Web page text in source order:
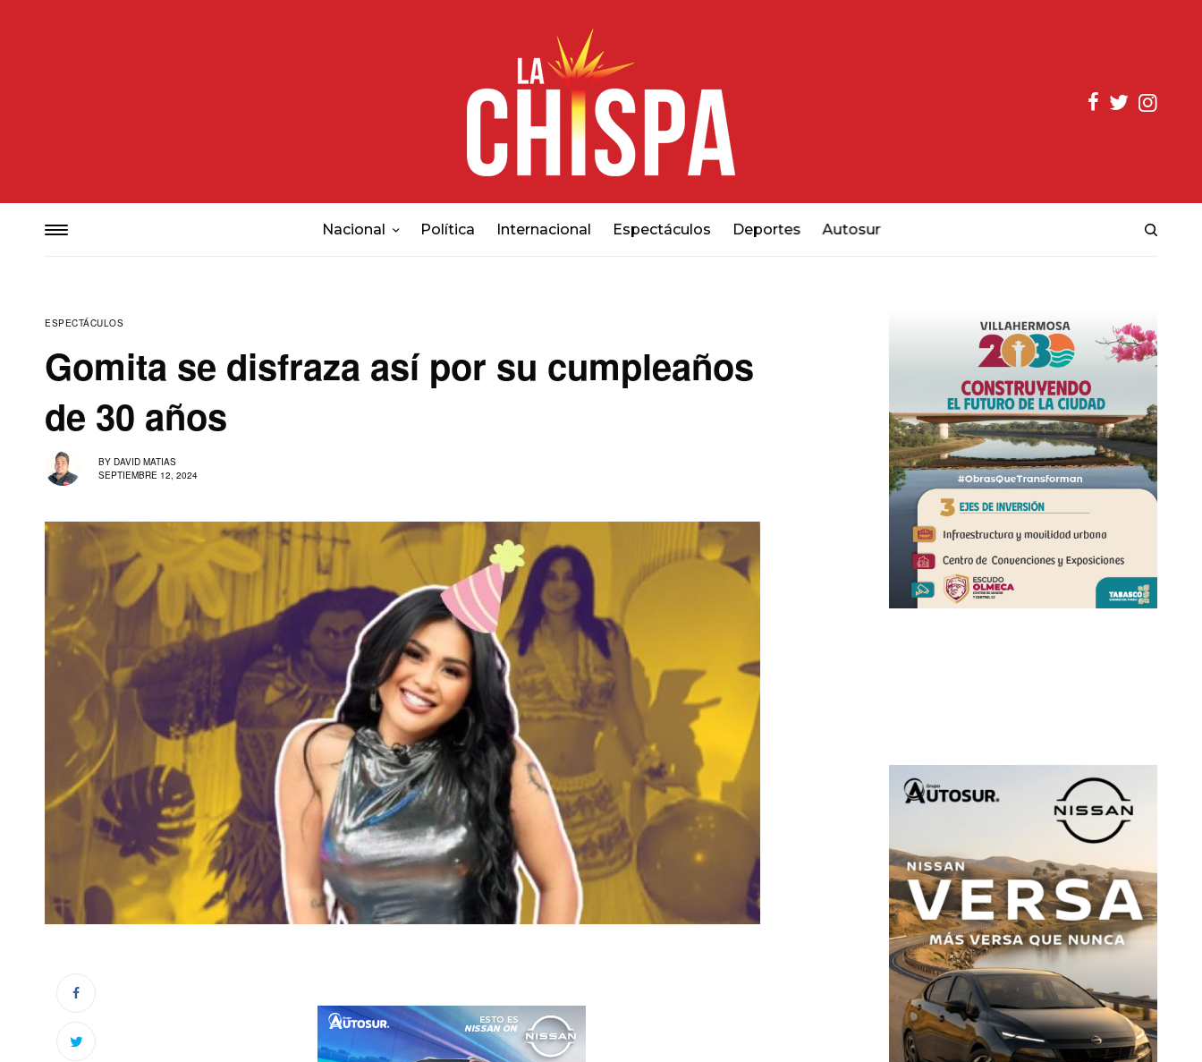
Nacional Política Internacional Espectáculos Deportes Autosur
ESPECTÁCULOS
Gomita se disfraza así por su cumpleaños
de 30 años
BY DAVID MATIAS
SEPTIEMBRE 12, 2024